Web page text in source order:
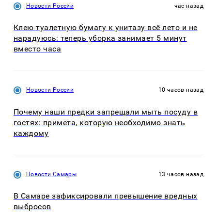
Новости России час назад
Клею туалетную бумагу к унитазу всё лето и не
нарадуюсь: теперь уборка занимает 5 минут
вместо часа
Новости России 10 часов назад
Почему наши предки запрещали мыть посуду в
гостях: примета, которую необходимо знать
каждому
Новости Самары 13 часов назад
В Самаре зафиксировали превышение вредных
выбросов